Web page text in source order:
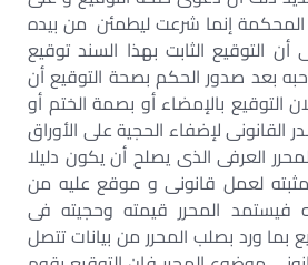
إنما شرعت ليطمئن من بيده
التوقيع الثابت بهذا السند توقيع
بعد صدور الحكم بصحة التوقيع أن
التوقيع بالإمضاء أو بصمة الختم أو
لإضفاء الحجية على الأوراق
العرفى الذى يصلح أن يكون دليلا
مثبته لعمل قانونى و موقع عليه من
فيستمد المحرر قيمته وحجيته فى
بما ورد بصلب المحرر من بيانات تتصل